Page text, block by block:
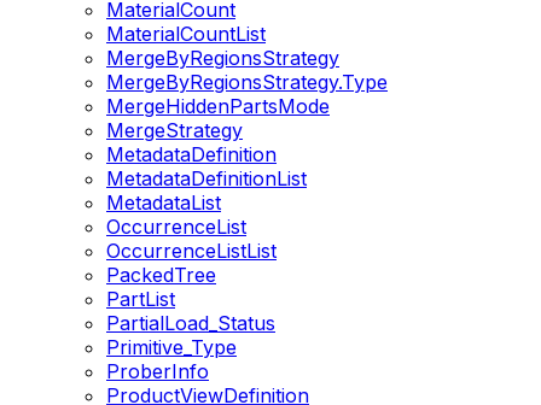
MaterialCount
MaterialCountList
MergeByRegionsStrategy
MergeByRegionsStrategy.Type
MergeHiddenPartsMode
MergeStrategy
MetadataDefinition
MetadataDefinitionList
MetadataList
OccurrenceList
OccurrenceListList
PackedTree
PartList
PartialLoad_Status
Primitive_Type
ProberInfo
ProductViewDefinition